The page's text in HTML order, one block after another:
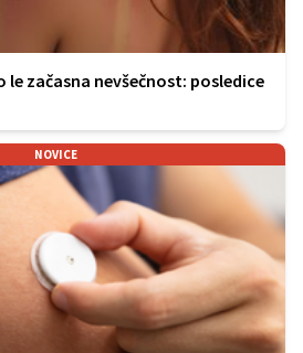
le začasna nevšečnost: posledice
NOVICE